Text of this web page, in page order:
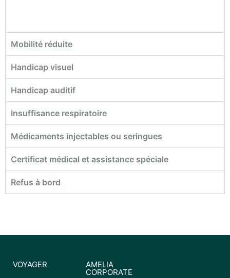
Mobilité réduite
Handicap visuel
Handicap auditif
Insuffisance respiratoire
Médicaments injectables ou seringues
Certificat médical et assistance spéciale
Refus à bord
VOYAGER AMELIA
CORPORATE